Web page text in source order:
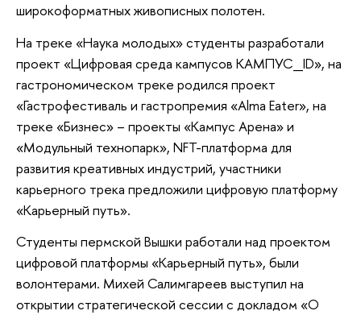
широкоформатных живописных полотен.
На треке «Наука молодых» студенты разработали
проект «Цифровая среда кампусов КАМПУС_ID», на
гастрономическом треке родился проект
«Гастрофестиваль и гастропремия «Alma Eater», на
треке «Бизнес» – проекты «Кампус Арена» и
«Модульный технопарк», NFT-платформа для
развития креативных индустрий, участники
карьерного трека предложили цифровую платформу
«Карьерный путь».
Студенты пермской Вышки работали над проектом
цифровой платформы «Карьерный путь», были
волонтерами. Михей Салимгареев выступил на
открытии стратегической сессии с докладом «О